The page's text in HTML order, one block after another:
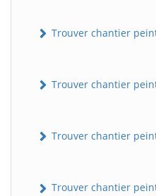
Trouver chantier
Trouver chantier
Trouver chantier
Trouver chantier